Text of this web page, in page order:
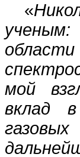
«
мой
вклад